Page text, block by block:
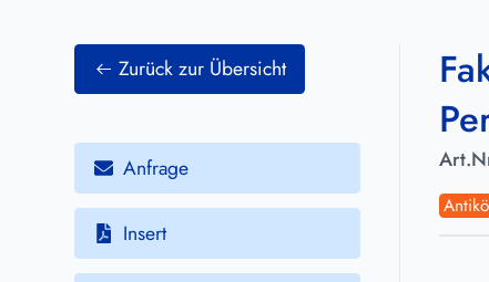
Zurück zur Übersicht
Anfrage
Insert